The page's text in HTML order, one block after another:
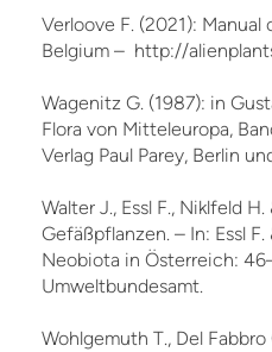
Verloove F. (2021):
Belgium – http://
Wagenitz G. (1987): in
Flora von Mitteleuropa,
Verlag Paul Parey, Berlin
Walter J., Essl F., Niklfeld
Gefäßpflanzen. – In: Essl F.
Neobiota in Österreich:
Umweltbundesamt.
Wohlgemuth T., Del Fabbro